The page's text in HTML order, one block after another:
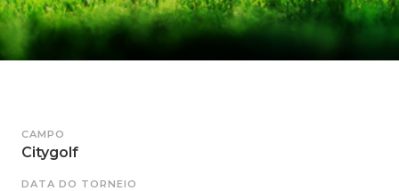
CAMPO
Citygolf
DATA DO TORNEIO